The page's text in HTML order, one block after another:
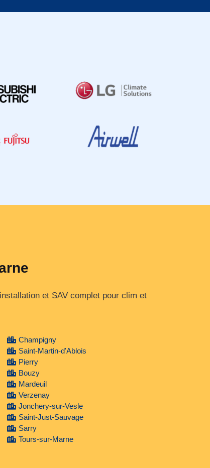
et SAV complet pour clim et
Champigny
Saint-Martin-d'Ablois
Pierry
Bouzy
Mardeuil
Verzenay
Jonchery-sur-Vesle
Saint-Just-Sauvage
Sarry
Tours-sur-Marne